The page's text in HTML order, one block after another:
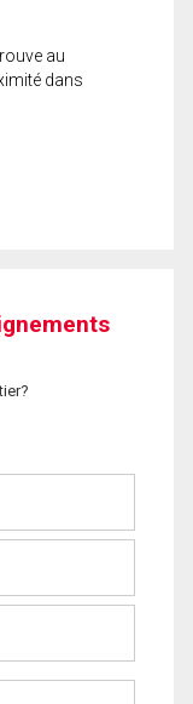
au
dans